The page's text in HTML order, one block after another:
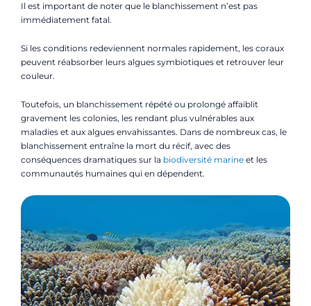
Il est important de noter que le blanchissement n’est pas
immédiatement fatal.
Si les conditions redeviennent normales rapidement, les coraux
peuvent réabsorber leurs algues symbiotiques et retrouver leur
couleur.
Toutefois, un blanchissement répété ou prolongé affaiblit
gravement les colonies, les rendant plus vulnérables aux
maladies et aux algues envahissantes. Dans de nombreux cas, le
blanchissement entraîne la mort du récif, avec des
conséquences dramatiques sur la biodiversité marine et les
communautés humaines qui en dépendent.